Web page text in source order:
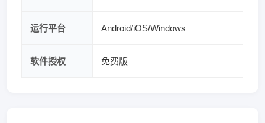
运行平台 Android/iOS/Windows
软件授权 免费版